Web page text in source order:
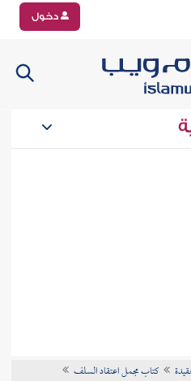
دخول
كتاب مجمل اعتقاد السلف